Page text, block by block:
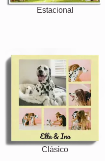
Estacional
Clásico